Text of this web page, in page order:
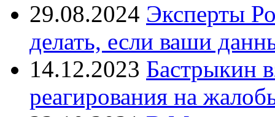
29.08.2024 Эксперты
делать, если ваши
14.12.2023 Бастрыкин
реагирования на